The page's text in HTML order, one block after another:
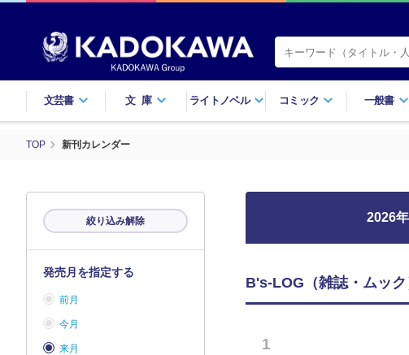
文芸書 文庫 ライトノベル コミック 一般書
TOP 新刊カレンダー
2026
B's-LOG（雑誌・ムッ
1
絞り込み解除
発売月を指定する
前月
今月
来月